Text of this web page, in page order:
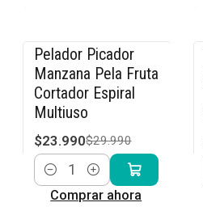
-20% OFF
Pelador Picador
Manzana Pela Fruta
Cortador Espiral
Multiuso
$23.990$29.990
Cantidad
Comprar ahora